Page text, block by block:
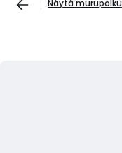
Näytä murupolku